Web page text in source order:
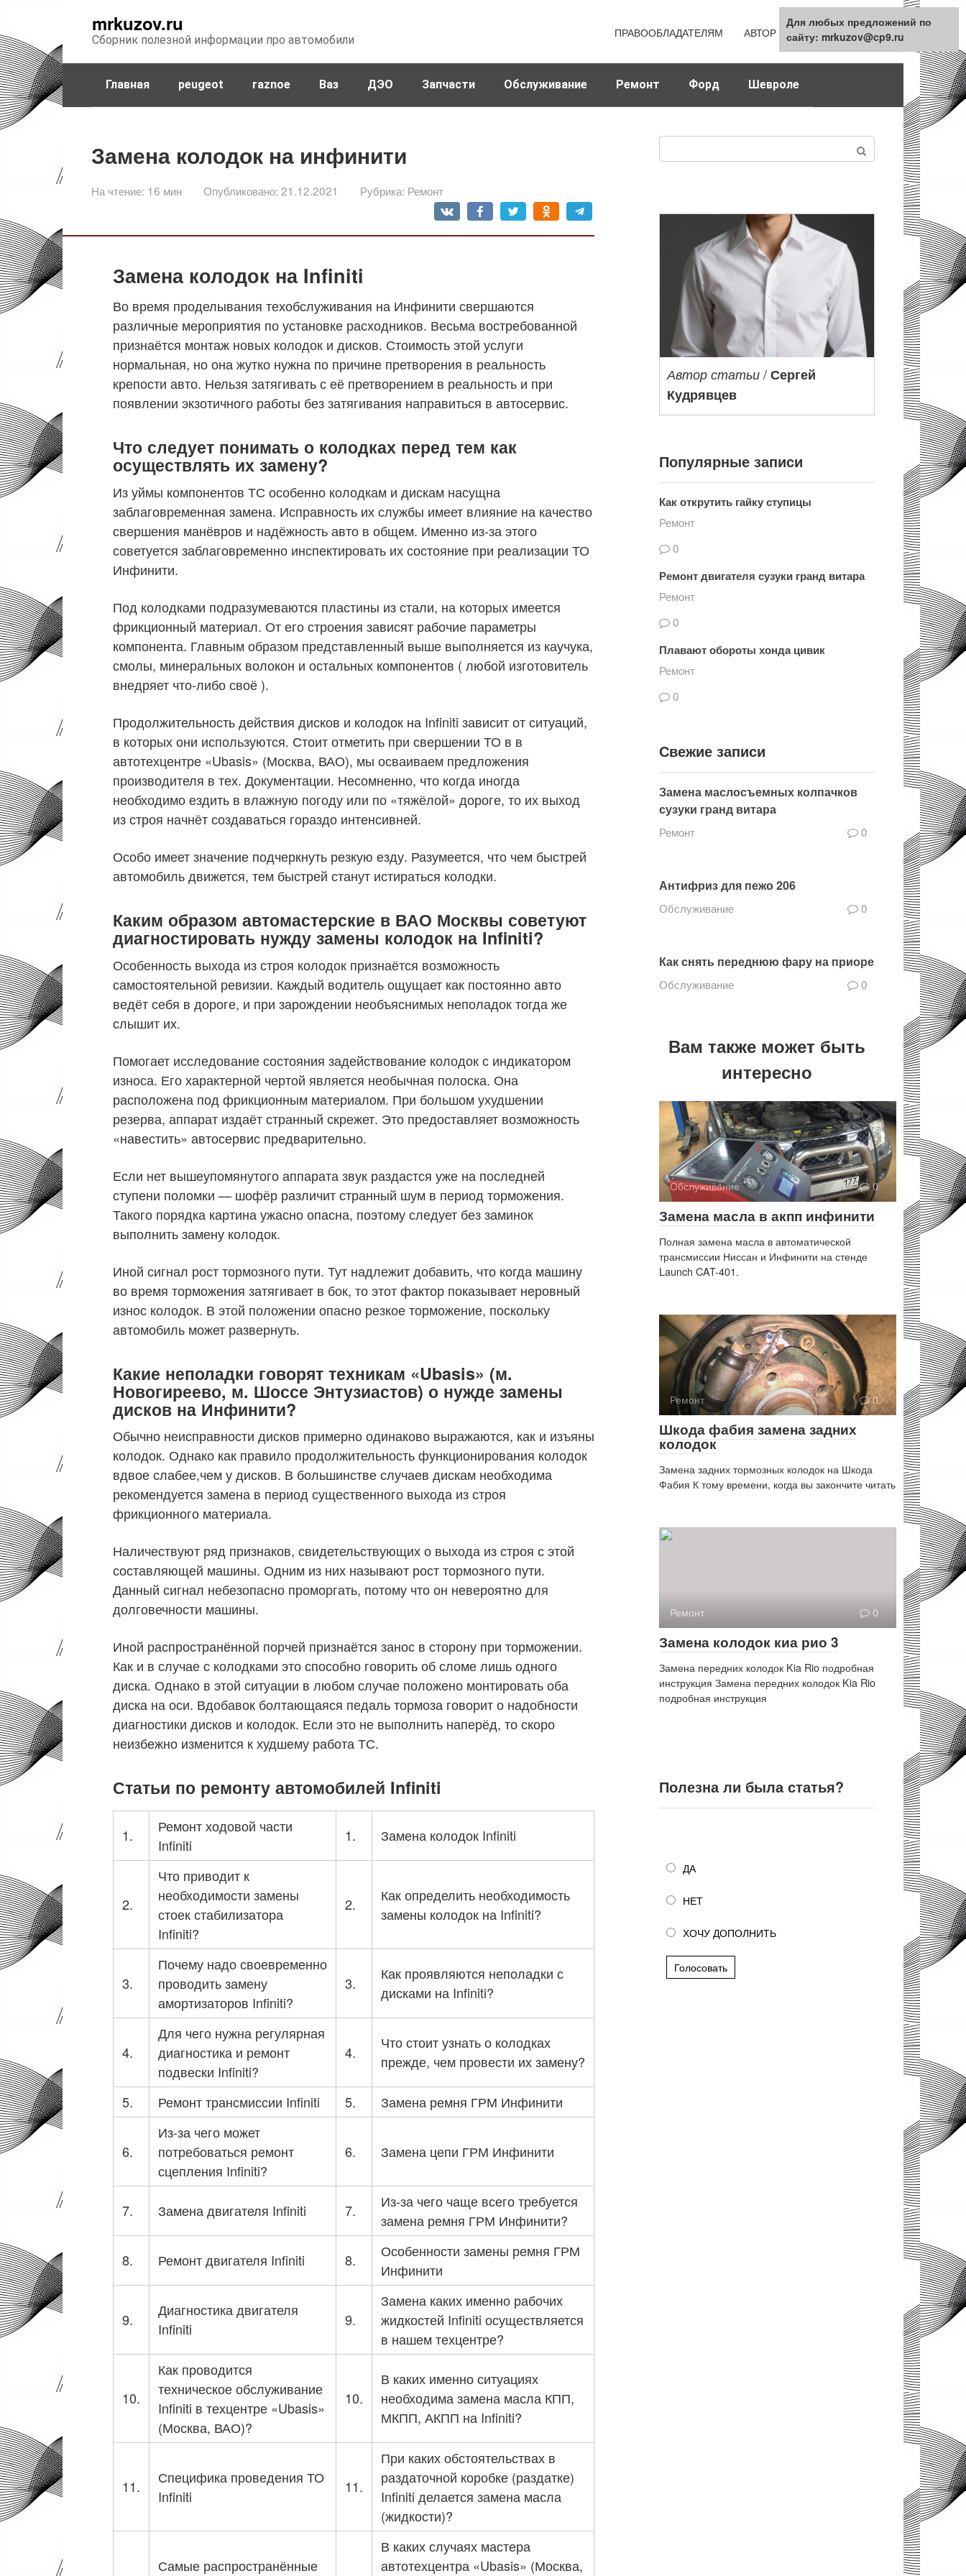
контенту
mrkuzov.ru
Сборник полезной информации про автомобили
ПРАВООБЛАДАТЕЛЯМ АВТОР КАРТА САЙТА
Главная peugeot raznoe Ваз ДЭО Запчасти Обслуживание Ремонт Форд Шевроле
Замена колодок на инфинити
На чтение: 16 мин Опубликовано: 21.12.2021 Рубрика: Ремонт
Замена колодок на Infiniti
Во время проделывания техобслуживания на Инфинити свершаются
различные мероприятия по установке расходников. Весьма востребованной
признаётся монтаж новых колодок и дисков. Стоимость этой услуги
нормальная, но она жутко нужна по причине претворения в реальность
крепости авто. Нельзя затягивать с её претворением в реальность и при
появлении экзотичного работы без затягивания направиться в автосервис.
Что следует понимать о колодках перед тем как
осуществлять их замену?
Из уймы компонентов ТС особенно колодкам и дискам насущна
заблаговременная замена. Исправность их службы имеет влияние на качество
свершения манёвров и надёжность авто в общем. Именно из-за этого
советуется заблаговременно инспектировать их состояние при реализации ТО
Инфинити.
Под колодками подразумеваются пластины из стали, на которых имеется
фрикционный материал. От его строения зависят рабочие параметры
компонента. Главным образом представленный выше выполняется из каучука,
смолы, минеральных волокон и остальных компонентов ( любой изготовитель
внедряет что-либо своё ).
Продолжительность действия дисков и колодок на Infiniti зависит от ситуаций,
в которых они используются. Стоит отметить при свершении ТО в в
автотехцентре «Ubasis» (Москва, ВАО), мы осваиваем предложения
производителя в тех. Документации. Несомненно, что когда иногда
необходимо ездить в влажную погоду или по «тяжёлой» дороге, то их выход
из строя начнёт создаваться гораздо интенсивней.
Особо имеет значение подчеркнуть резкую езду. Разумеется, что чем быстрей
автомобиль движется, тем быстрей станут истираться колодки.
Каким образом автомастерские в ВАО Москвы советуют
диагностировать нужду замены колодок на Infiniti?
Особенность выхода из строя колодок признаётся возможность
самостоятельной ревизии. Каждый водитель ощущает как постоянно авто
ведёт себя в дороге, и при зарождении необъяснимых неполадок тогда же
слышит их.
Помогает исследование состояния задействование колодок с индикатором
износа. Его характерной чертой является необычная полоска. Она
расположена под фрикционным материалом. При большом ухудшении
резерва, аппарат издаёт странный скрежет. Это предоставляет возможность
«навестить» автосервис предварительно.
Если нет вышеупомянутого аппарата звук раздастся уже на последней
ступени поломки — шофёр различит странный шум в период торможения.
Такого порядка картина ужасно опасна, поэтому следует без заминок
выполнить замену колодок.
Иной сигнал рост тормозного пути. Тут надлежит добавить, что когда машину
во время торможения затягивает в бок, то этот фактор показывает неровный
износ колодок. В этой положении опасно резкое торможение, поскольку
автомобиль может развернуть.
Какие неполадки говорят техникам «Ubasis» (м.
Новогиреево, м. Шоссе Энтузиастов) о нужде замены
дисков на Инфинити?
Обычно неисправности дисков примерно одинаково выражаются, как и изъяны
колодок. Однако как правило продолжительность функционирования колодок
вдвое слабее,чем у дисков. В большинстве случаев дискам необходима
рекомендуется замена в период существенного выхода из строя
фрикционного материала.
Наличествуют ряд признаков, свидетельствующих о выхода из строя с этой
составляющей машины. Одним из них называют рост тормозного пути.
Данный сигнал небезопасно проморгать, потому что он невероятно для
долговечности машины.
Иной распространённой порчей признаётся занос в сторону при торможении.
Как и в случае с колодками это способно говорить об сломе лишь одного
диска. Однако в этой ситуации в любом случае положено монтировать оба
диска на оси. Вдобавок болтающаяся педаль тормоза говорит о надобности
диагностики дисков и колодок. Если это не выполнить наперёд, то скоро
неизбежно изменится к худшему работа ТС.
Статьи по ремонту автомобилей Infiniti
1.
Ремонт ходовой части
Infiniti
1. Замена колодок Infiniti
2.
Что приводит к
необходимости замены
стоек стабилизатора
Infiniti?
2.
Как определить необходимость
замены колодок на Infiniti?
3.
Почему надо своевременно
проводить замену
амортизаторов Infiniti?
3.
Как проявляются неполадки с
дисками на Infiniti?
4.
Для чего нужна регулярная
диагностика и ремонт
подвески Infiniti?
4.
Что стоит узнать о колодках
прежде, чем провести их замену?
5. Ремонт трансмиссии Infiniti 5. Замена ремня ГРМ Инфинити
6.
Из-за чего может
потребоваться ремонт
сцепления Infiniti?
6. Замена цепи ГРМ Инфинити
7. Замена двигателя Infiniti 7.
Из-за чего чаще всего требуется
замена ремня ГРМ Инфинити?
8. Ремонт двигателя Infiniti 8.
Особенности замены ремня ГРМ
Инфинити
9.
Диагностика двигателя
Infiniti
9.
Замена каких именно рабочих
жидкостей Infiniti осуществляется
в нашем техцентре?
10.
Как проводится
техническое обслуживание
Infiniti в техцентре «Ubasis»
(Москва, ВАО)?
10.
В каких именно ситуациях
необходима замена масла КПП,
МКПП, АКПП на Infiniti?
11.
Специфика проведения ТО
Infiniti
11.
При каких обстоятельствах в
раздаточной коробке (раздатке)
Infiniti делается замена масла
(жидкости)?
Самые распространённые
В каких случаях мастера
автотехцентра «Ubasis» (Москва,
Автор статьи /Сергей
Кудрявцев
Популярные записи
Как открутить гайку ступицы
Ремонт
0
Ремонт двигателя сузуки гранд витара
Ремонт
0
Плавают обороты хонда цивик
Ремонт
0
Свежие записи
Замена маслосъемных колпачков
сузуки гранд витара
Ремонт 0
Антифриз для пежо 206
Обслуживание 0
Как снять переднюю фару на приоре
Обслуживание 0
Вам также может быть
интересно
Обслуживание 0
Замена масла в акпп инфинити
Полная замена масла в автоматической
трансмиссии Ниссан и Инфинити на стенде
Launch CAT-401.
Ремонт 0
Шкода фабия замена задних
колодок
Замена задних тормозных колодок на Шкода
Фабия К тому времени, когда вы закончите читать
Ремонт 0
Замена колодок киа рио 3
Замена передних колодок Kia Rio подробная
инструкция Замена передних колодок Kia Rio
подробная инструкция
Полезна ли была статья?
ДА
НЕТ
ХОЧУ ДОПОЛНИТЬ
Голосовать
Для любых предложений по
сайту: mrkuzov@cp9.ru
Для любых предложений по
сайту: mrkuzov@cp9.ru